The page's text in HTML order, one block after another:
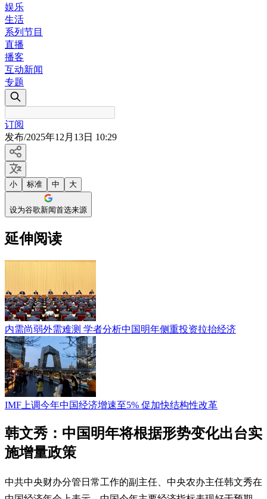
娱乐
生活
系列节目
直播
播客
互动新闻
专题
订阅
发布/2025年12月13日 10:29
小 标准 中 大
设为谷歌新闻首选来源
延伸阅读
内需尚弱外需难测 学者分析中国明年侧重投资拉抬经济
IMF上调今年中国经济增速至5% 促加快结构性改革
韩文秀：中国明年将根据形势变化出台实
施增量政策
中共中央财办分管日常工作的副主任、中央农办主任韩文秀在